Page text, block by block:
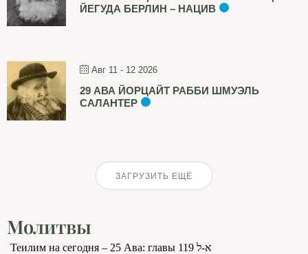
ЙЕГУДА БЕРЛИН – НАЦИВ
Авг 11 - 12 2026
29 АВА ЙОРЦАЙТ РАББИ ШМУЭЛЬ
САЛАНТЕР
ЗАГРУЗИТЬ ЕЩЁ
Молитвы
Теилим на сегодня – 25 Ава: главы 119 א-ל